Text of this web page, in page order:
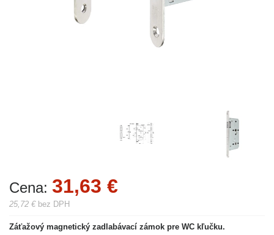
Cena: 31,63 €
25,72 €bez DPH
Záťažový magnetický zadlabávací zámok pre WC kľučku.